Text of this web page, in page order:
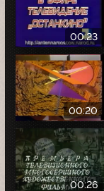
00:23
00:20
00:26